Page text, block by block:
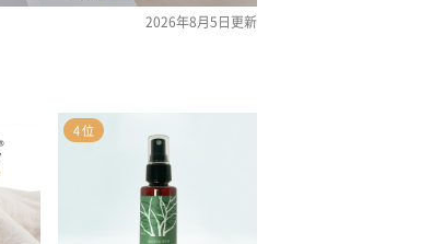
2026年8月5日更新